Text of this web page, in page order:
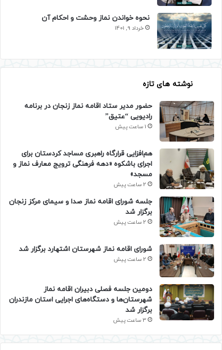
نحوه خواندن نماز وحشت و احکام آن
خرداد 9, 1401
نوشته های تازه
حضور مدیر ستاد اقامه نماز زنجان در برنامه
رادیویی “عتیق”
1 ساعت پیش
هم‌افزایی قرارگاه راهبری مساجد کردستان برای
اجرای باشکوه «دهه فرهنگی ترویج معارف نماز و
مسجد»
2 ساعت پیش
جلسه شورای اقامه نماز صدا و سیمای مرکز زنجان
برگزار شد
2 ساعت پیش
شورای اقامه نماز شهرستان اشتهارد برگزار شد
2 ساعت پیش
دومین جلسه فصلی دبیران اقامه نماز
شهرستان‌ها و دستگاه‌های اجرایی استان مازندران
برگزار شد
3 ساعت پیش